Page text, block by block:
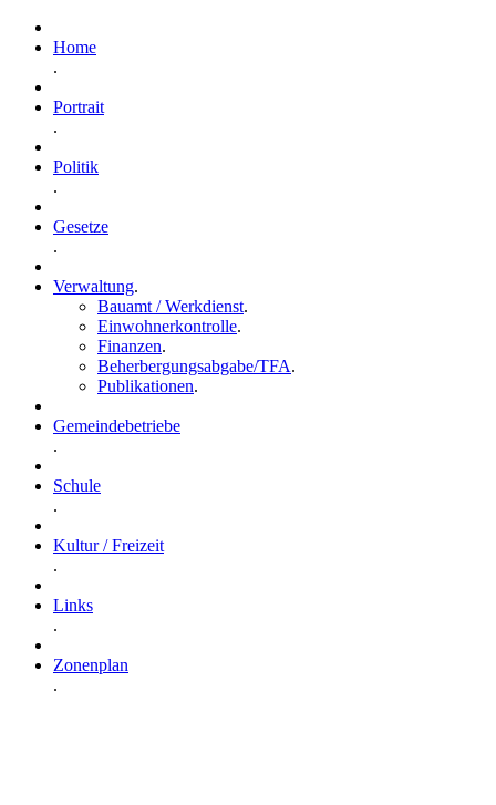
Home
.
Portrait
.
Politik
.
Gesetze
.
Verwaltung.
Bauamt / Werkdienst.
Einwohnerkontrolle.
Finanzen.
Beherbergungsabgabe/TFA.
Publikationen.
Gemeindebetriebe
.
Schule
.
Kultur / Freizeit
.
Links
.
Zonenplan
.